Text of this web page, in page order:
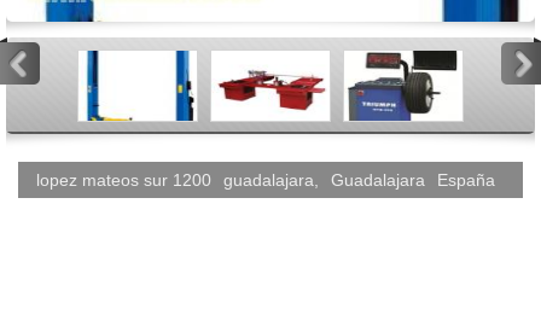
lopez mateos sur 1200 guadalajara Guadalajara España